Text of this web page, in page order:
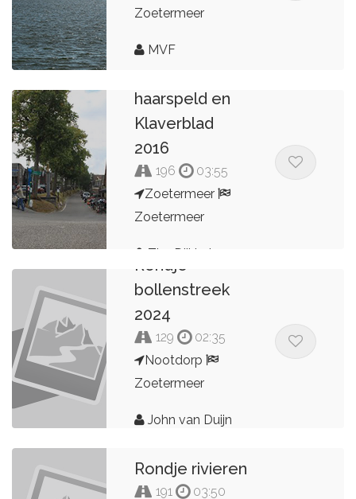
Zoetermeer
MVF
haarspeld en
Klaverblad
2016
196
03:55
Zoetermeer
Zoetermeer
Tim Dijkhuizen
Rondje
bollenstreek
2024
129
02:35
Nootdorp
Zoetermeer
John van Duijn
Rondje rivieren
191
03:50